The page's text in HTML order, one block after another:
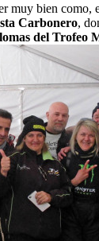
muy bien
Carbonero,
del Trofeo